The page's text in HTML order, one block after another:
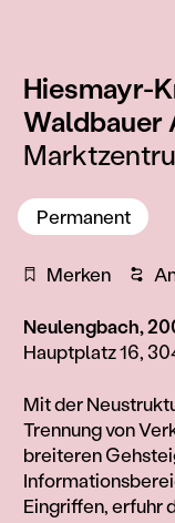
Hiesmayr-
Waldbauer
Permanent
Merken
Neulengbach,
Hauptplatz 16,
Information
Mit der
Trennung von
breiteren
Eingriffen, erfuhr